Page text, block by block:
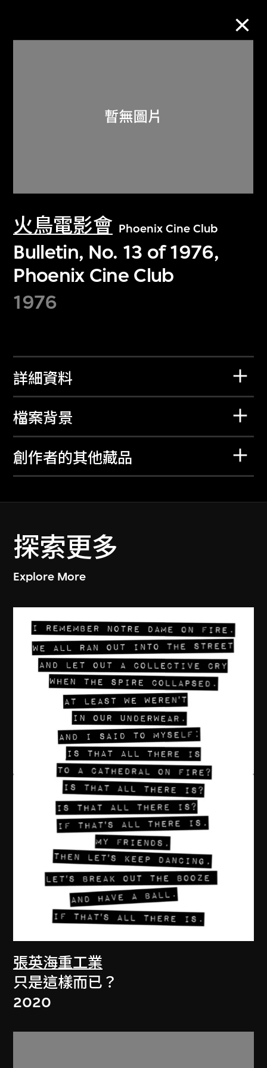
火鳥電影會 Phoenix Cine Club
Bulletin, No. 13 of 1976,
Phoenix Cine Club
1976
詳細資料
檔案背景
創作者的其他藏品
探索更多
Explore More
張英海重工業
只是這樣而已？
2020
關於M+藏品
探索世界頂級的二十及二十一世紀視覺
文化藏品。